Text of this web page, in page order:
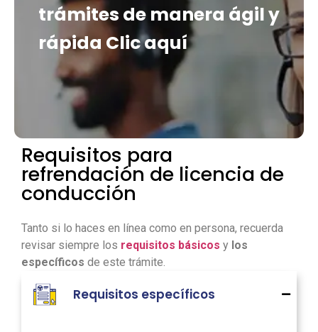
trámites de manera ágil y
rápida Clic aquí
Requisitos para
refrendación de licencia de
conducción
Tanto si lo haces en línea como en persona, recuerda
revisar siempre los requisitos básicos y los
específicos de este trámite.
Requisitos específicos